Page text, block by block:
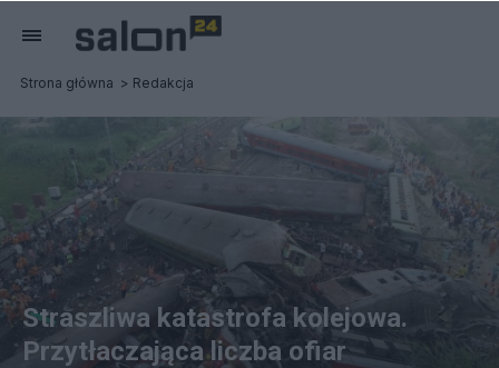
Strona główna Redakcja
Straszliwa katastrofa kolejowa.
Przytłaczająca liczba ofiar